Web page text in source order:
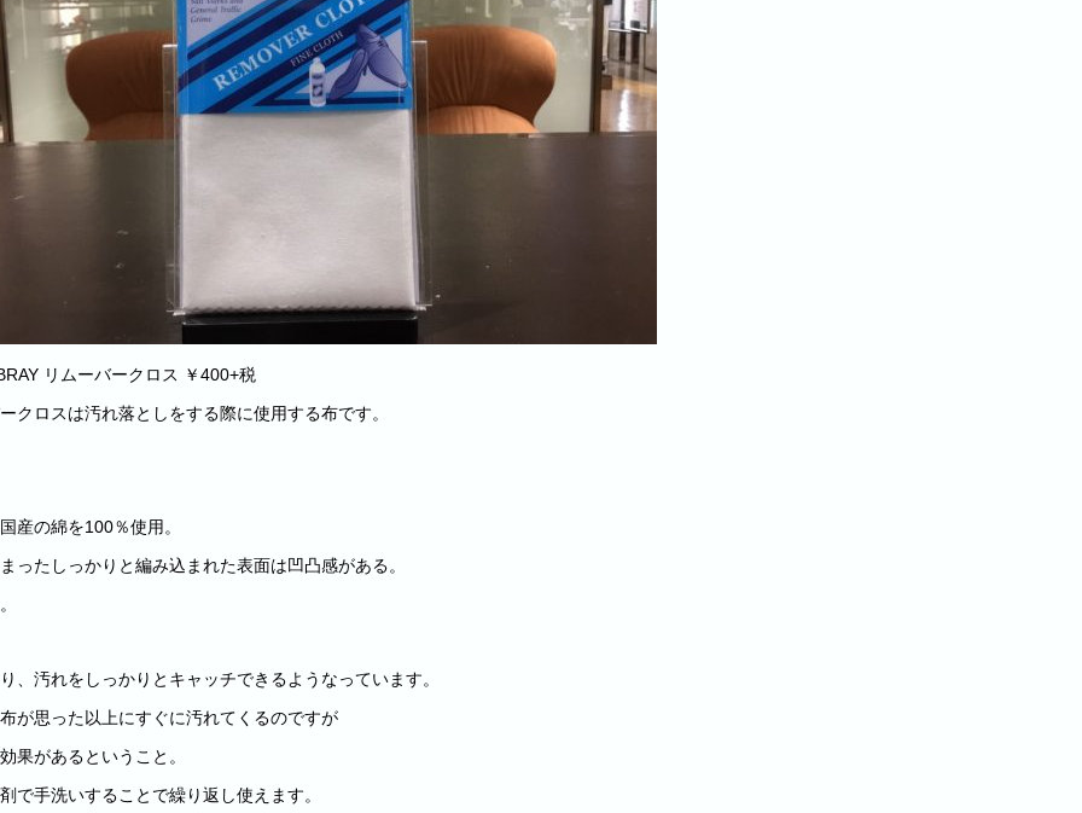
リムーバークロス ￥400+税
クロスは汚れ落としをする際に使用する布です。
産の綿を100％使用。
ったしっかりと編み込まれた表面は凹凸感がある。
、汚れをしっかりとキャッチできるようなっています。
が思った以上にすぐに汚れてくるのですが
果があるということ。
で手洗いすることで繰り返し使えます。